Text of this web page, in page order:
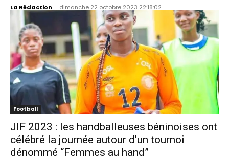
La Rédaction - dimanche 22 octobre 2023 22:18:02
Football
JIF 2023 : les handballeuses béninoises ont
célébré la journée autour d’un tournoi
dénommé “Femmes au hand”